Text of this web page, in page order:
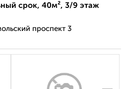
срок, 40м², 3/9 этаж
проспект 3